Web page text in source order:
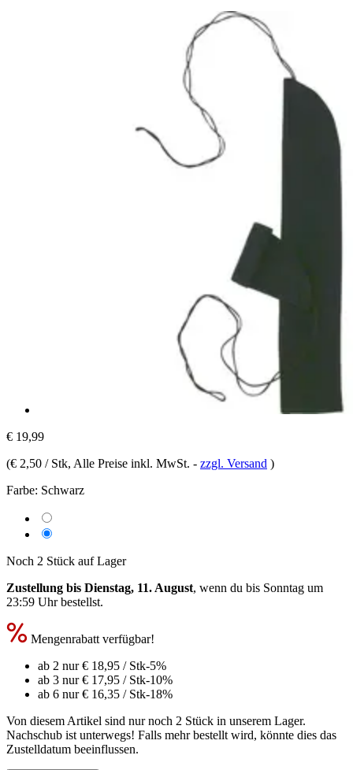
€ 19,99
(€ 2,50 / Stk, Alle Preise inkl. MwSt. - zzgl. Versand )
Farbe: Schwarz
Noch 2 Stück auf Lager
Zustellung bis Dienstag, 11. August, wenn du bis Sonntag um
23:59 Uhrbestellst.
Mengenrabatt verfügbar!
ab 2 nur€ 18,95 / Stk-5%
ab 3 nur€ 17,95 / Stk-10%
ab 6 nur€ 16,35 / Stk-18%
Von diesem Artikel sind nur noch 2 Stück in unserem Lager.
Nachschub ist unterwegs! Falls mehr bestellt wird, könnte dies das
Zustelldatum beeinflussen.